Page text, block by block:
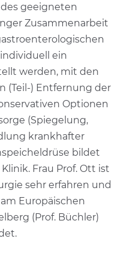
geeigneten
Zusammenarbeit
ein
werden, mit den
(Teil-) Entfernung der
Optionen
(Spiegelung,
krankhafter
bildet
Frau Prof. Ott ist
sehr erfahren und
Europäischen
(Prof. Büchler)